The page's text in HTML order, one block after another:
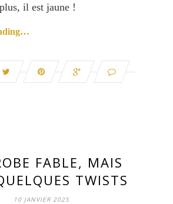
il est jaune !
FABLE, MAIS
TWISTS
10 JANVIER 2025